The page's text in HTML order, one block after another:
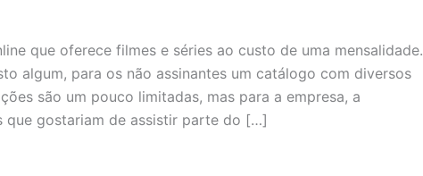
que oferece filmes e séries ao custo de uma mensalidade.
algum, para os não assinantes um catálogo com diversos
são um pouco limitadas, mas para a empresa, a
que gostariam de assistir parte do […]